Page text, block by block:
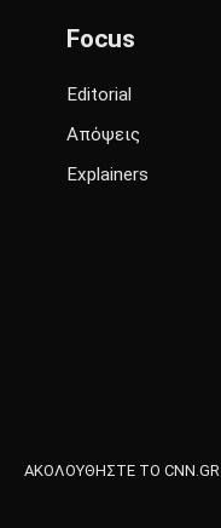
Focus
Editorial
Απόψεις
Explainers
ΑΚΟΛΟΥΘΗΣΤΕ ΤΟ CNN.GR